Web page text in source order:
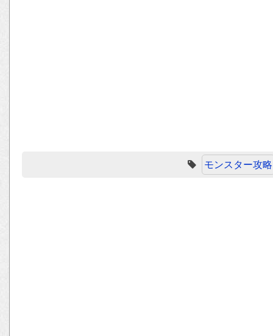
モンスター攻略